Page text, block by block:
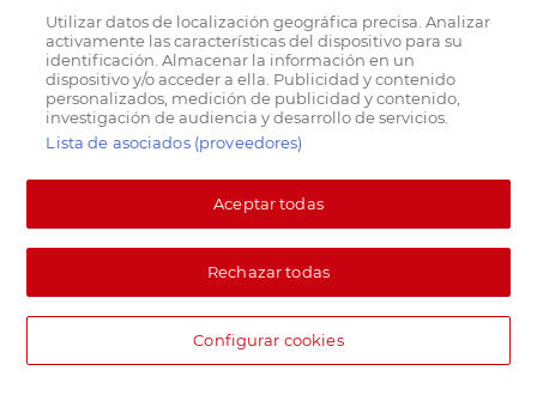
Utilizar datos de localización geográfica precisa. Analizar
activamente las características del dispositivo para su
identificación. Almacenar la información en un
dispositivo y/o acceder a ella. Publicidad y contenido
personalizados, medición de publicidad y contenido,
investigación de audiencia y desarrollo de servicios.
Lista de asociados (proveedores)
Aceptar todas
Rechazar todas
Configurar cookies